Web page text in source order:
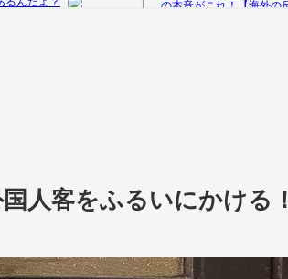
人客をふるいにかける！